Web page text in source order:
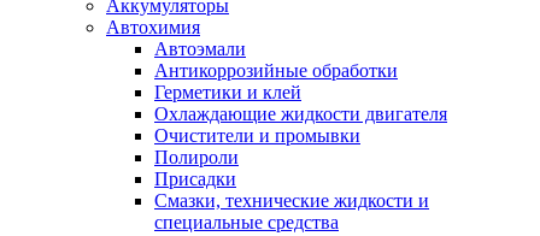
Аккумуляторы
Автохимия
Автоэмали
Антикоррозийные обработки
Герметики и клей
Охлаждающие жидкости двигателя
Очистители и промывки
Полироли
Присадки
Смазки, технические жидкости и
специальные средства